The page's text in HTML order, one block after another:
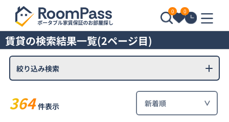
0 0
賃貸の検索結果一覧(2ページ目)
絞り込み検索
364 件表示